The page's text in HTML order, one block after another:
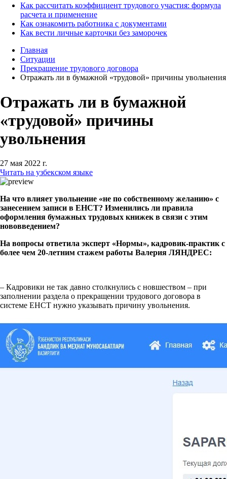
Как рассчитать коэффициент трудового участия: формула
расчета и применение
Как ознакомить работника с документами
Как вести личные карточки без заморочек
Главная
Ситуации
Прекращение трудового договора
Отражать ли в бумажной «трудовой» причины увольнения
Отражать ли в бумажной
«трудовой» причины
увольнения
27 мая 2022 г.
Читать на узбекском языке
На что влияет увольнение «не по собственному желанию» с
занесением записи в ЕНСТ? Изменились ли правила
оформления бумажных трудовых книжек в связи с этим
нововведением?
На вопросы ответила эксперт «Нормы», кадровик-практик с
более чем 20-летним стажем работы Валерия ЛЯНДРЕС:
– Кадровики не так давно столкнулись с новшеством – при
заполнении раздела о прекращении трудового договора в
системе ЕНСТ нужно указывать причину увольнения.